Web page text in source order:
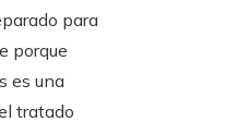
para
porque
es una
tratado